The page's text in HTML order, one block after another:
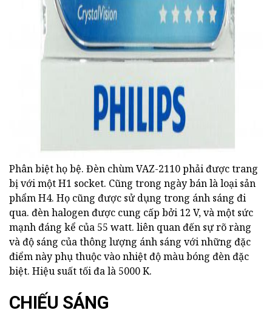
Phân biệt họ bệ. Đèn chùm VAZ-2110 phải được trang
bị với một H1 socket. Cũng trong ngày bán là loại sản
phẩm H4. Họ cũng được sử dụng trong ánh sáng đi
qua. đèn halogen được cung cấp bởi 12 V, và một sức
mạnh đáng kể của 55 watt. liên quan đến sự rõ ràng
và độ sáng của thông lượng ánh sáng với những đặc
điểm này phụ thuộc vào nhiệt độ màu bóng đèn đặc
biệt. Hiệu suất tối đa là 5000 K.
CHIẾU SÁNG